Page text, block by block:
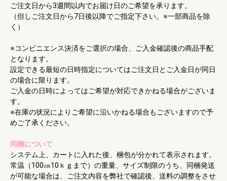
ご注文日から3週間以内でお届け日のご希望を承ります。
（但しご注文日から7日後以降でご指定下さい。※一部商品を除
く）
※コンビニエンス決済をご選択の場合、ご入金確認後の商品手配
となります。
設定できる最短の日時指定についてはご注文日とご入金日が同日
の場合に限ります。
ご入金の日時によってはご希望が対応できかねる場合がございま
す。
※在庫の状況によりご希望に沿いかねる場合もございますので予
めご了承ください。
同梱について
システム上、カートに入れた後、梱包が分かれて表示されます。
常温（100㎝10ｋｇまで）の重量、サイズ制限のうち、同梱発送
が可能な場合は、ご注文内容を弊社で確認後、送料の調整をさせ